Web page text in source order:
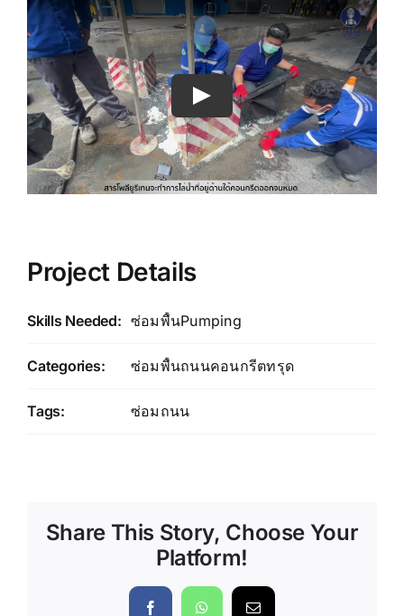
Project Details
Skills Needed: ซ่อมพื้นPumping
Categories: ซ่อมพื้นถนนคอนกรีตทรุด
Tags: ซ่อมถนน
Share This Story, Choose Your
Platform!